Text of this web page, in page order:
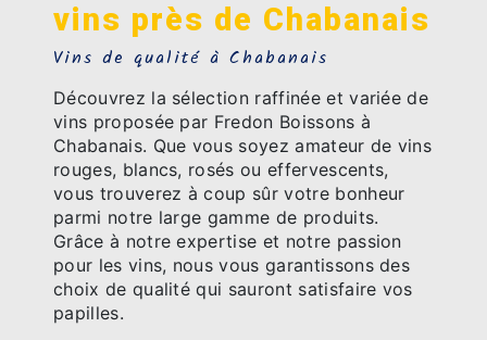
vins près de Chabanais
Vins de qualité à Chabanais
Découvrez la sélection raffinée et variée de
vins proposée par Fredon Boissons à
Chabanais. Que vous soyez amateur de vins
rouges, blancs, rosés ou effervescents,
vous trouverez à coup sûr votre bonheur
parmi notre large gamme de produits.
Grâce à notre expertise et notre passion
pour les vins, nous vous garantissons des
choix de qualité qui sauront satisfaire vos
papilles.